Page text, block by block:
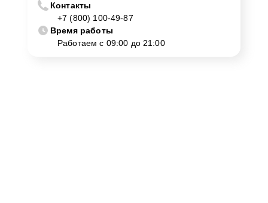
Контакты
+7 (800) 100-49-87
Время работы
Работаем с 09:00 до 21:00